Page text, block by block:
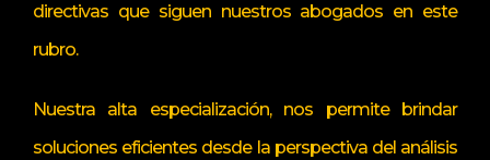
directivas que siguen nuestros abogados en este
rubro.
Nuestra alta especialización, nos permite brindar
soluciones eficientes desde la perspectiva del análisis